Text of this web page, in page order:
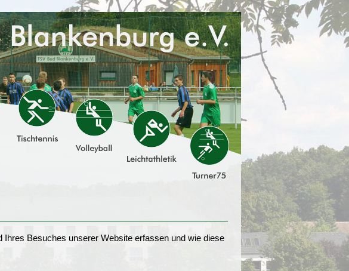
Besuches unserer Website erfassen und wie diese